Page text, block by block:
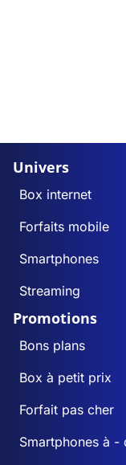
Univers
Box internet
Forfaits mobile
Smartphones
Streaming
Promotions
Bons plans
Box à petit prix
Forfait pas cher
Smartphones à -